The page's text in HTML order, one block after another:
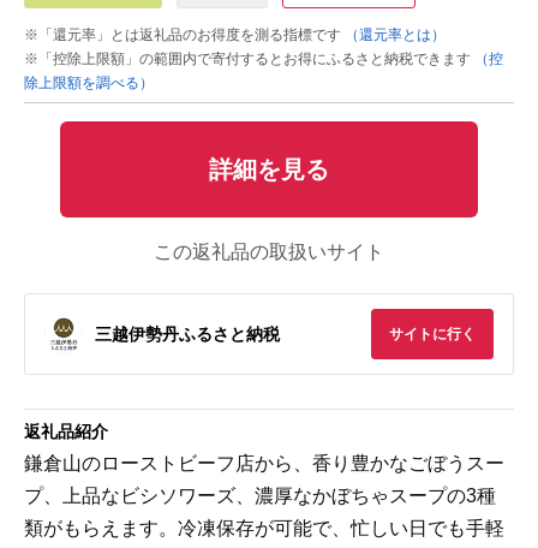
※「還元率」とは返礼品のお得度を測る指標です
（還元率とは）
※「控除上限額」の範囲内で寄付するとお得にふるさと納税できます
（控
除上限額を調べる）
詳細を見る
この返礼品の取扱いサイト
三越伊勢丹ふるさと納税 サイトに行く
返礼品紹介
鎌倉山のローストビーフ店から、香り豊かなごぼうスー
プ、上品なビシソワーズ、濃厚なかぼちゃスープの3種
類がもらえます。冷凍保存が可能で、忙しい日でも手軽